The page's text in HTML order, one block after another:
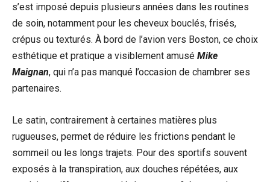
s’est imposé depuis plusieurs années dans les routines
de soin, notamment pour les cheveux bouclés, frisés,
crépus ou texturés. À bord de l’avion vers Boston, ce choix
esthétique et pratique a visiblement amusé Mike
Maignan, qui n’a pas manqué l’occasion de chambrer ses
partenaires.
Le satin, contrairement à certaines matières plus
rugueuses, permet de réduire les frictions pendant le
sommeil ou les longs trajets. Pour des sportifs souvent
exposés à la transpiration, aux douches répétées, aux